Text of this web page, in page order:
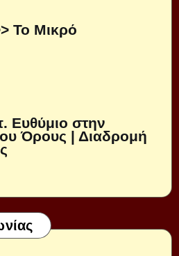
Το Μικρό
Ευθύμιο στην
Όρους | Διαδρομή